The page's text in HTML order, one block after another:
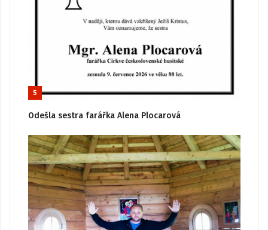
5
Odešla sestra farářka Alena Plocarová